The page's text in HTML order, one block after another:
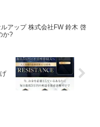
ルアップ 株式会社FW 鈴木 啓
か?